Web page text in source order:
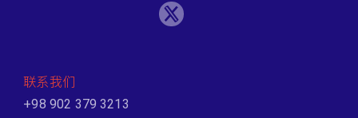
联系我们
+98 902 379 3213